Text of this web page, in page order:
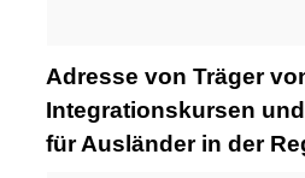
Adresse von Träger
Integrationskursen
für Ausländer in der